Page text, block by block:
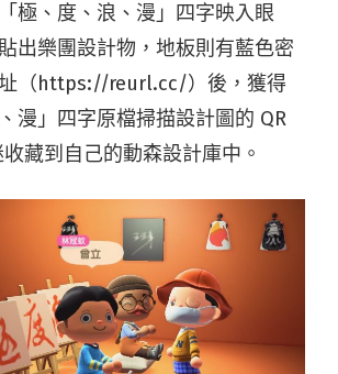
極、度、浪、漫」四字映入眼
出樂團設計物，地板則有藍色密
（https://reurl.cc/）後，獲得
漫」四字原檔掃描設計圖的 QR
藏到自己的動森設計庫中。